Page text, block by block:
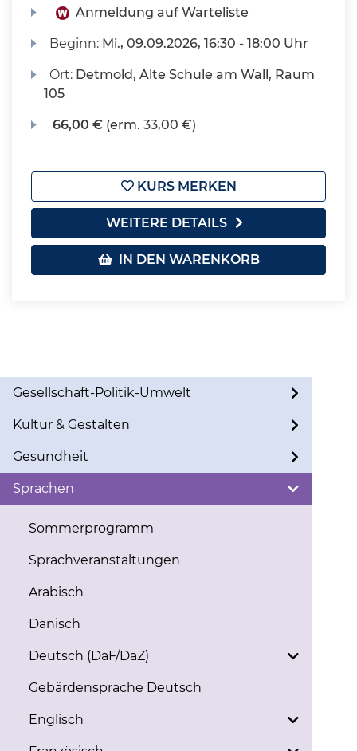
Anmeldung auf Warteliste
Beginn: Mi., 09.09.2026, 16:30 - 18:00 Uhr
Ort: Detmold, Alte Schule am Wall, Raum
105
66,00 € (erm. 33,00 €)
KURS MERKEN
WEITERE DETAILS
IN DEN WARENKORB
Gesellschaft-Politik-Umwelt
Kultur & Gestalten
Gesundheit
Sprachen
Sommerprogramm
Sprachveranstaltungen
Arabisch
Dänisch
Deutsch (DaF/DaZ)
Gebärdensprache Deutsch
Englisch